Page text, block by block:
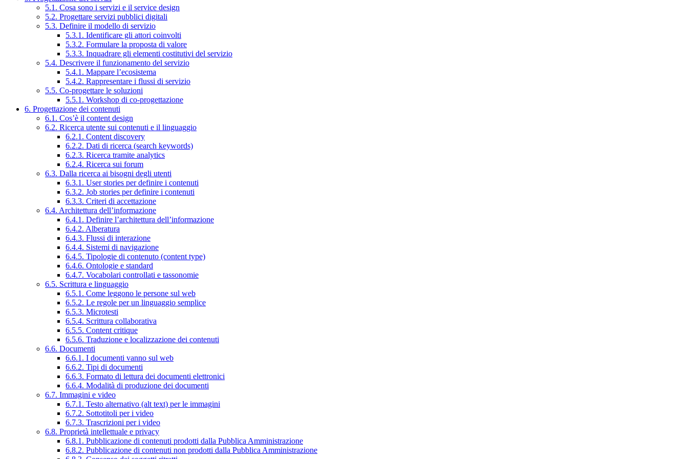
5.1. Cosa sono i servizi e il service design
5.2. Progettare servizi pubblici digitali
5.3. Definire il modello di servizio
5.3.1. Identificare gli attori coinvolti
5.3.2. Formulare la proposta di valore
5.3.3. Inquadrare gli elementi costitutivi del servizio
5.4. Descrivere il funzionamento del servizio
5.4.1. Mappare l’ecosistema
5.4.2. Rappresentare i flussi di servizio
5.5. Co-progettare le soluzioni
5.5.1. Workshop di co-progettazione
6. Progettazione dei contenuti
6.1. Cos’è il content design
6.2. Ricerca utente sui contenuti e il linguaggio
6.2.1. Content discovery
6.2.2. Dati di ricerca (search keywords)
6.2.3. Ricerca tramite analytics
6.2.4. Ricerca sui forum
6.3. Dalla ricerca ai bisogni degli utenti
6.3.1. User stories per definire i contenuti
6.3.2. Job stories per definire i contenuti
6.3.3. Criteri di accettazione
6.4. Architettura dell’informazione
6.4.1. Definire l’architettura dell’informazione
6.4.2. Alberatura
6.4.3. Flussi di interazione
6.4.4. Sistemi di navigazione
6.4.5. Tipologie di contenuto (content type)
6.4.6. Ontologie e standard
6.4.7. Vocabolari controllati e tassonomie
6.5. Scrittura e linguaggio
6.5.1. Come leggono le persone sul web
6.5.2. Le regole per un linguaggio semplice
6.5.3. Microtesti
6.5.4. Scrittura collaborativa
6.5.5. Content critique
6.5.6. Traduzione e localizzazione dei contenuti
6.6. Documenti
6.6.1. I documenti vanno sul web
6.6.2. Tipi di documenti
6.6.3. Formato di lettura dei documenti elettronici
6.6.4. Modalità di produzione dei documenti
6.7. Immagini e video
6.7.1. Testo alternativo (alt text) per le immagini
6.7.2. Sottotitoli per i video
6.7.3. Trascrizioni per i video
6.8. Proprietà intellettuale e privacy
6.8.1. Pubblicazione di contenuti prodotti dalla Pubblica Amministrazione
6.8.2. Pubblicazione di contenuti non prodotti dalla Pubblica Amministrazione